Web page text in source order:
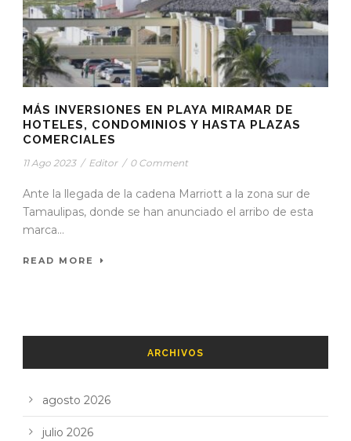
MÁS INVERSIONES EN PLAYA MIRAMAR DE
HOTELES, CONDOMINIOS Y HASTA PLAZAS
COMERCIALES
11 Ago 2023 / Editor / 0 Comment
Ante la llegada de la cadena Marriott a la zona sur de
Tamaulipas, donde se han anunciado el arribo de esta
marca...
READ MORE
ARCHIVOS
agosto 2026
julio 2026